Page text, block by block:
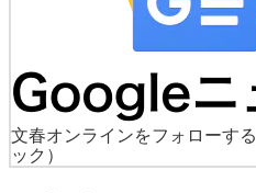
文春オンラインをフォローする
ック）